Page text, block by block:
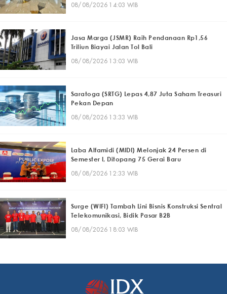
08/08/2026 14:03 WIB
Jasa Marga (JSMR) Raih Pendanaan Rp1,56
Triliun Biayai Jalan Tol Bali
08/08/2026 13:03 WIB
Saratoga (SRTG) Lepas 4,87 Juta Saham Treasuri
Pekan Depan
08/08/2026 13:33 WIB
Laba Alfamidi (MIDI) Melonjak 24 Persen di
Semester I, Ditopang 75 Gerai Baru
08/08/2026 12:33 WIB
Surge (WIFI) Tambah Lini Bisnis Konstruksi Sentral
Telekomunikasi, Bidik Pasar B2B
08/08/2026 18:03 WIB